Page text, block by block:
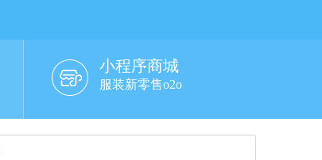
小程序商城
服装新零售o2o